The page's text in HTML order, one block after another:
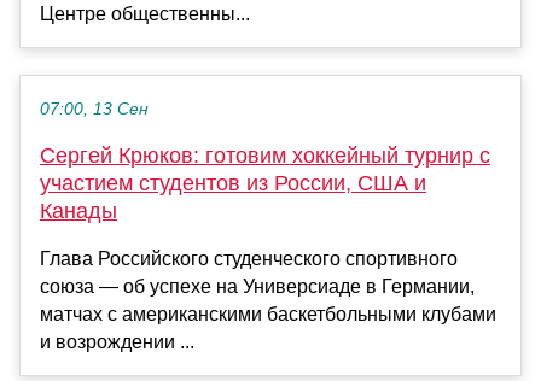
Центре общественны...
07:00, 13 Сен
Сергей Крюков: готовим хоккейный турнир с
участием студентов из России, США и
Канады
Глава Российского студенческого спортивного
союза — об успехе на Универсиаде в Германии,
матчах с американскими баскетбольными клубами
и возрождении ...